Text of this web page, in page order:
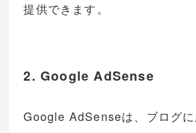
提供できます。
2. Google AdSense
Google AdSenseは、ブログに